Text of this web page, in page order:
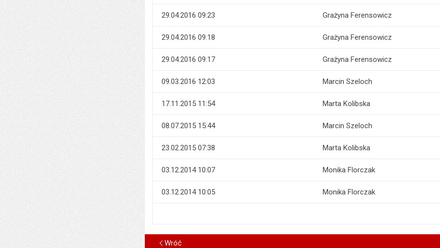
29.04.2016 09:23 Grażyna Ferensowicz
29.04.2016 09:18 Grażyna Ferensowicz
29.04.2016 09:17 Grażyna Ferensowicz
09.03.2016 12:03 Marcin Szeloch
17.11.2015 11:54 Marta Kolibska
08.07.2015 15:44 Marcin Szeloch
23.02.2015 07:38 Marta Kolibska
03.12.2014 10:07 Monika Florczak
03.12.2014 10:05 Monika Florczak
Wróć